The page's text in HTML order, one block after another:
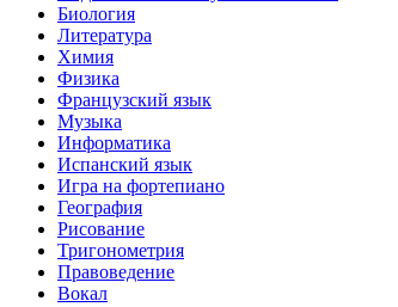
Биология
Литература
Химия
Физика
Французский язык
Музыка
Информатика
Испанский язык
Игра на фортепиано
География
Рисование
Тригонометрия
Правоведение
Вокал